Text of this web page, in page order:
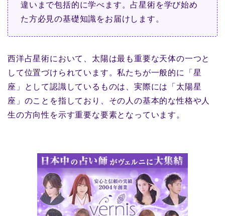
違いまで包括的に学べます。占星術を学び始め
た方必見の基礎知識をお届けします。
西洋占星術において、太陽は最も重要な天体の一つと
して位置づけられています。私たちが一般的に「星
座」として認識しているものは、実際には「太陽星
座」のことを指しており、その人の基本的な性格や人
生の方向性を示す重要な要素となっています。